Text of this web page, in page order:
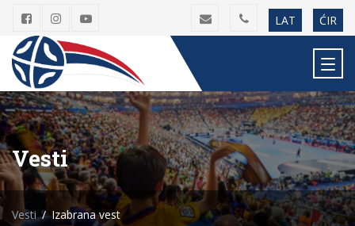
LAT ĆIR
Vesti
Vesti Izabrana vest